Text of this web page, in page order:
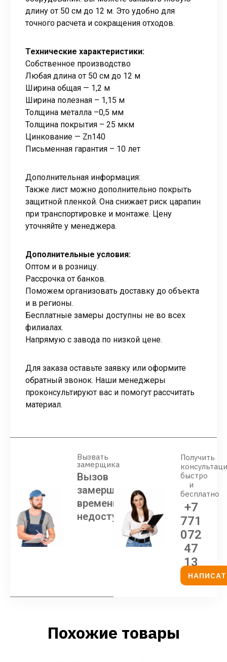
длину от 50 см до 12 м. Это удобно для
точного расчета и сокращения отходов.
Технические характеристики:
Собственное производство
Любая длина от 50 см до 12 м
Ширина общая — 1,2 м
Ширина полезная – 1,15 м
Толщина металла –0,5 мм
Толщина покрытия – 25 мкм
Цинкование — Zn140
Письменная гарантия – 10 лет
Дополнительная информация:
Также лист можно дополнительно покрыть
защитной пленкой. Она снижает риск царапин
при транспортировке и монтаже. Цену
уточняйте у менеджера.
Дополнительные условия:
Оптом и в розницу.
Рассрочка от банков.
Поможем организовать доставку до объекта
и в регионы.
Бесплатные замеры доступны не во всех
филиалах.
Напрямую с завода по низкой цене.
Для заказа оставьте заявку или оформите
обратный звонок. Наши менеджеры
проконсультируют вас и помогут рассчитать
материал.
Вызвать
замерщика
Вызов
замерщика
временно
недоступен
Получить
быстро
и
бесплатно
+7
771
072
47
13
Похожие товары